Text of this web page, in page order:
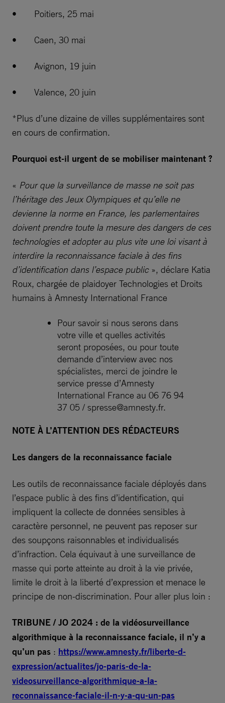
• Poitiers, 25 mai
• Caen, 30 mai
• Avignon, 19 juin
• Valence, 20 juin
*Plus d’une dizaine de villes supplémentaires sont
en cours de confirmation.
Pourquoi est-il urgent de se mobiliser maintenant ?
« Pour que la surveillance de masse ne soit pas
l’héritage des Jeux Olympiques et qu’elle ne
devienne la norme en France, les parlementaires
doivent prendre toute la mesure des dangers de ces
technologies et adopter au plus vite une loi visant à
interdire la reconnaissance faciale à des fins
d’identification dans l’espace public», déclare Katia
Roux, chargée de plaidoyer Technologies et Droits
humains à Amnesty International France
Pour savoir si nous serons dans
votre ville et quelles activités
seront proposées, ou pour toute
demande d’interview avec nos
spécialistes, merci de joindre le
service presse d’Amnesty
International France au 06 76 94
37 05 / spresse@amnesty.fr.
NOTE À L’ATTENTION DES RÉDACTEURS
Les dangers de la reconnaissance faciale
Les outils de reconnaissance faciale déployés dans
l’espace public à des fins d’identification, qui
impliquent la collecte de données sensibles à
caractère personnel, ne peuvent pas reposer sur
des soupçons raisonnables et individualisés
d’infraction. Cela équivaut à une surveillance de
masse qui porte atteinte au droit à la vie privée,
limite le droit à la liberté d’expression et menace le
principe de non-discrimination. Pour aller plus loin :
TRIBUNE / JO 2024 : de la vidéosurveillance
algorithmique à la reconnaissance faciale, il n’y a
qu’un pas : https://www.amnesty.fr/liberte-d-
expression/actualites/jo-paris-de-la-
videosurveillance-algorithmique-a-la-
reconnaissance-faciale-il-n-y-a-qu-un-pas